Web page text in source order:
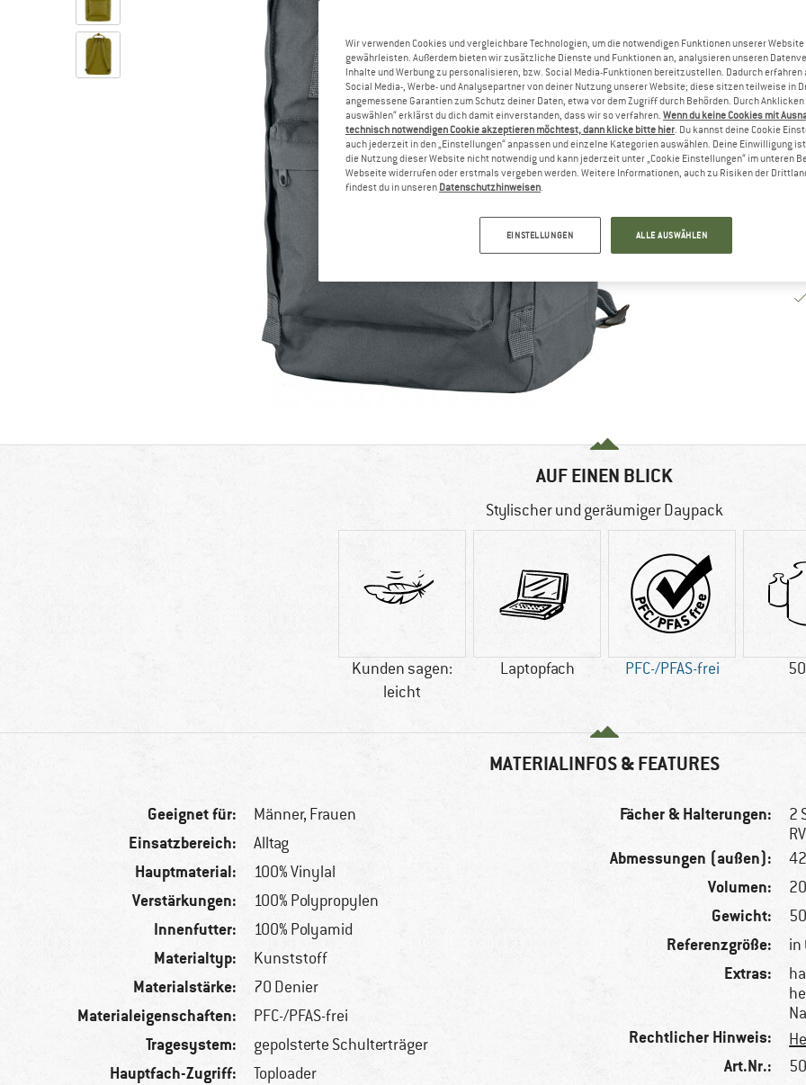
AUF EINEN BLICK
Stylischer und geräumiger Daypack
Kunden sagen:
leicht
Laptopfach PFC-/PFAS-frei
MATERIALINFOS & FEATURES
Geeignet für: Männer, Frauen
Einsatzbereich: Alltag
Hauptmaterial: 100% Vinylal
Verstärkungen: 100% Polypropylen
Innenfutter: 100% Polyamid
Materialtyp: Kunststoff
Materialstärke: 70 Denier
Materialeigenschaften: PFC-/PFAS-frei
Tragesystem: gepolsterte Schulterträger
Hauptfach-Zugriff: Toploader
Fächer & Halterungen:
2
Abmessungen (außen):
Volumen:
Gewicht:
Referenzgröße: in
Extras:
Rechtlicher Hinweis:
Art.Nr.:
Wir verwenden Cookies und vergleichbare Technologien, um die notwendigen Funktionen unserer Website
gewährleisten. Außerdem bieten wir zusätzliche Dienste und Funktionen an, analysieren unseren
Inhalte und Werbung zu personalisieren, bzw. Social Media-Funktionen bereitzustellen. Dadurch erfahren
Social Media-, Werbe- und Analysepartner von deiner Nutzung unserer Website; diese sitzen teilweise in
angemessene Garantien zum Schutz deiner Daten, etwa vor dem Zugriff durch Behörden. Durch Anklicken
auswählen“ erklärst du dich damit einverstanden, dass wir so verfahren. Wenn du keine Cookies mit
technisch notwendigen Cookie akzeptieren möchtest, dann klicke bitte hier. Du kannst deine Cookie
auch jederzeit in den „Einstellungen“ anpassen und einzelne Kategorien auswählen. Deine Einwilligung
die Nutzung dieser Website nicht notwendig und kann jederzeit unter „Cookie Einstellungen“ im unteren
Webseite widerrufen oder erstmals vergeben werden. Weitere Informationen, auch zu Risiken der
findest du in unseren Datenschutzhinweisen.
EINSTELLUNGEN ALLE AUSWÄHLEN